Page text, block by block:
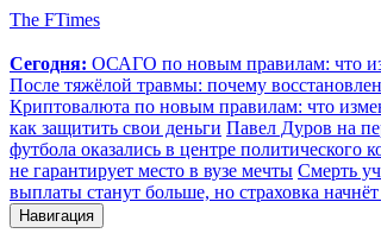
The FTimes
Сегодня: ОСАГО по новым правилам: что
После тяжёлой травмы: почему
Криптовалюта по новым правилам: что
как защитить свои деньги Павел Дуров на
футбола оказались в центре политического
не гарантирует место в вузе мечты Смерть
выплаты станут больше, но страховка
Навигация